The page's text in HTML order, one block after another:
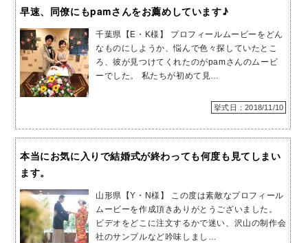
早速、同僚にもpamさんをお薦めしています♪
千葉県【E・K様】 プロフィールムービーをどん
なものにしようか、悩んで色々探していたとこ
ろ、彼が見つけてくれたのがpamさんのムービ
ーでした。 私たちが初めて見…
挙式日：2018/11/10
本当にお気に入りで結婚式が終わっても何度も見てしまい
ます。
山形県【Y・N様】 この度は素敵なプロフィール
ムービーを作成頂きありがとうございました。
ビデオをどこに注文するかで迷い、沢山の制作会
社のサンプルなど吟味しまし…